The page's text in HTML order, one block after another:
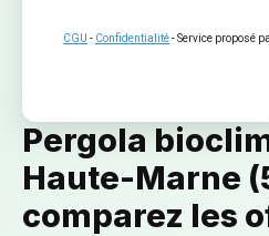
Pergola
Haute-Marne
comparez les
CGU - Confidentialité- Service proposé